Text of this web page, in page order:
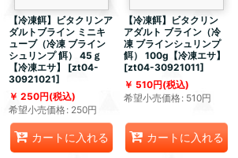
【冷凍餌】ビタクリンア
ダルトブライン ミニキ
ューブ（冷凍 ブライン
シュリンプ 餌） 45ｇ
【冷凍エサ】
[zt04-
30921021]
250円(税込)
希望小売価格: 250円
カートに入れる
【冷凍餌】ビタクリン
アダルト ブライン（冷
凍 ブラインシュリンプ
餌） 100g【冷凍エサ】
[zt04-30921011]
510円(税込)
希望小売価格: 510円
カートに入れる